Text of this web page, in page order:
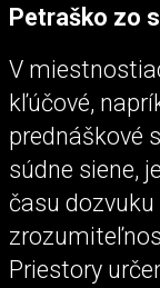
Petraško zo
V
kľúčové,
prednáškové
súdne siene,
času
Priestory